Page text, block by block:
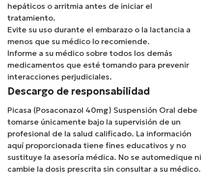
hepáticos o arritmia antes de iniciar el
tratamiento.
Evite su uso durante el embarazo o la lactancia a
menos que su médico lo recomiende.
Informe a su médico sobre todos los demás
medicamentos que esté tomando para prevenir
interacciones perjudiciales.
Descargo de responsabilidad
Picasa (Posaconazol 40mg) Suspensión Oral debe
tomarse únicamente bajo la supervisión de un
profesional de la salud calificado. La información
aquí proporcionada tiene fines educativos y no
sustituye la asesoría médica. No se automedique ni
cambie la dosis prescrita sin consultar a su médico.